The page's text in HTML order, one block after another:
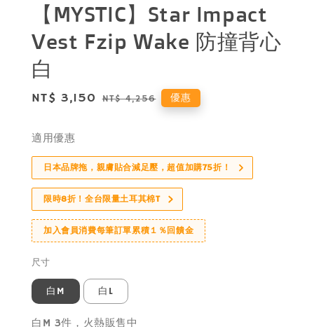
【MYSTIC】Star Impact
Vest Fzip Wake 防撞背心
白
Sale
NT$ 3,150 Regular
NT$ 4,256 優惠
適用優惠
日本品牌拖，親膚貼合減足壓，超值加購75折！
限時8折！全台限量土耳其棉T
加入會員消費每筆訂單累積１％回饋金
尺寸
白M 白L
白M 3件，火熱販售中